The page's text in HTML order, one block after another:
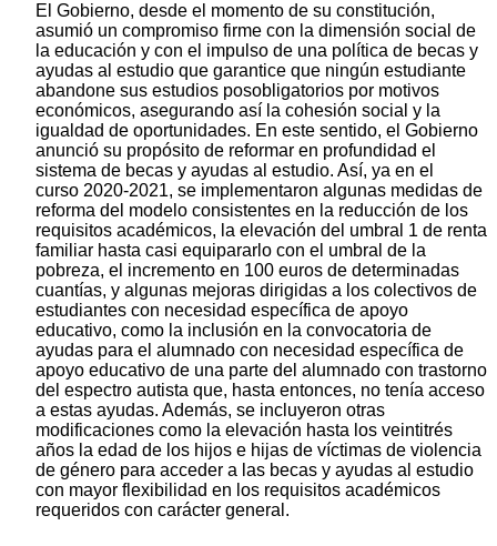
El Gobierno, desde el momento de su constitución,
asumió un compromiso firme con la dimensión social de
la educación y con el impulso de una política de becas y
ayudas al estudio que garantice que ningún estudiante
abandone sus estudios posobligatorios por motivos
económicos, asegurando así la cohesión social y la
igualdad de oportunidades. En este sentido, el Gobierno
anunció su propósito de reformar en profundidad el
sistema de becas y ayudas al estudio. Así, ya en el
curso 2020-2021, se implementaron algunas medidas de
reforma del modelo consistentes en la reducción de los
requisitos académicos, la elevación del umbral 1 de renta
familiar hasta casi equipararlo con el umbral de la
pobreza, el incremento en 100 euros de determinadas
cuantías, y algunas mejoras dirigidas a los colectivos de
estudiantes con necesidad específica de apoyo
educativo, como la inclusión en la convocatoria de
ayudas para el alumnado con necesidad específica de
apoyo educativo de una parte del alumnado con trastorno
del espectro autista que, hasta entonces, no tenía acceso
a estas ayudas. Además, se incluyeron otras
modificaciones como la elevación hasta los veintitrés
años la edad de los hijos e hijas de víctimas de violencia
de género para acceder a las becas y ayudas al estudio
con mayor flexibilidad en los requisitos académicos
requeridos con carácter general.